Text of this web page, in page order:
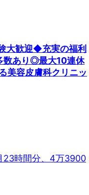
大歓迎◆充実の福利
数あり◎最大10連休
美容皮膚科クリニッ
23時間分、4万3900